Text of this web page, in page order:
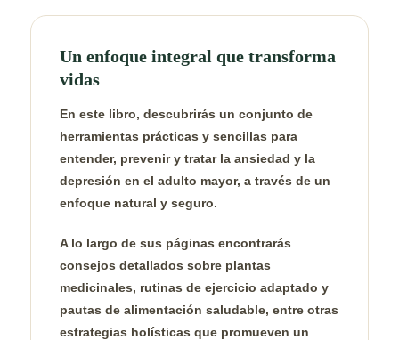
Un enfoque integral que transforma
vidas
En este libro, descubrirás un conjunto de
herramientas prácticas y sencillas para
entender, prevenir y tratar la ansiedad y la
depresión en el adulto mayor, a través de un
enfoque natural y seguro.
A lo largo de sus páginas encontrarás
consejos detallados sobre plantas
medicinales, rutinas de ejercicio adaptado y
pautas de alimentación saludable, entre otras
estrategias holísticas que promueven un